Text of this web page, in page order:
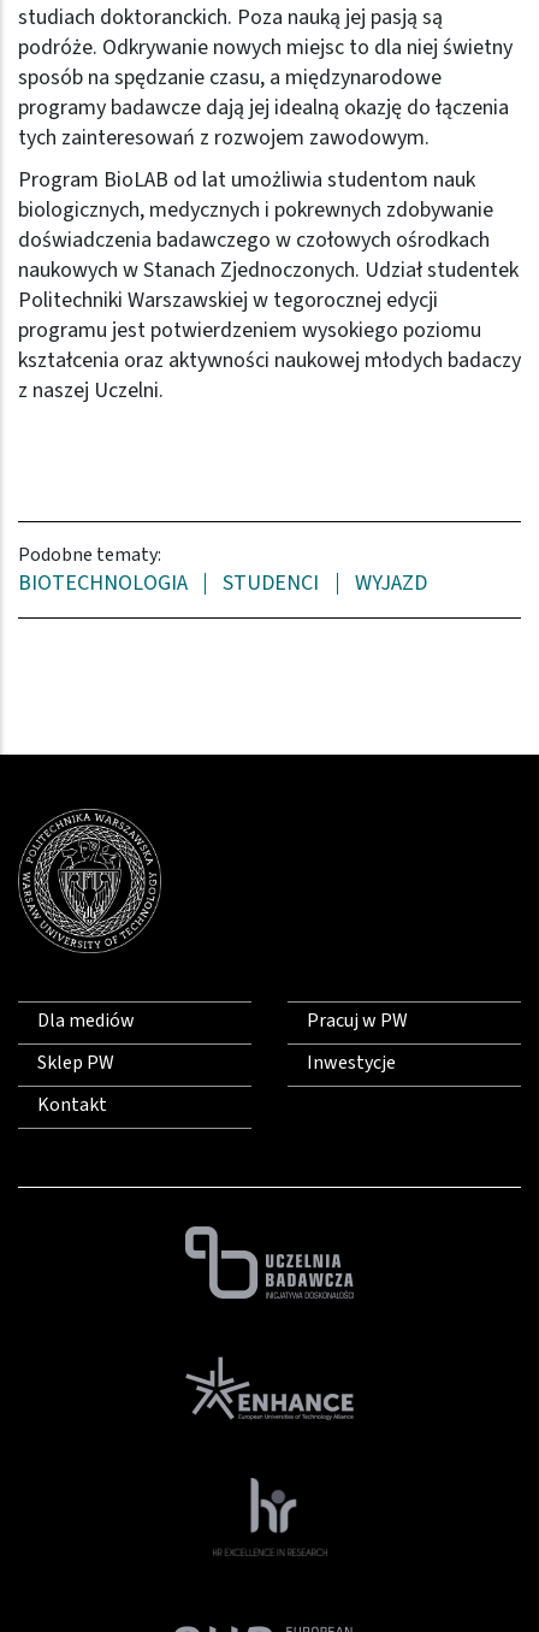
studiach doktoranckich. Poza nauką jej pasją są
podróże. Odkrywanie nowych miejsc to dla niej świetny
sposób na spędzanie czasu, a międzynarodowe
programy badawcze dają jej idealną okazję do łączenia
tych zainteresowań z rozwojem zawodowym.
Program BioLAB od lat umożliwia studentom nauk
biologicznych, medycznych i pokrewnych zdobywanie
doświadczenia badawczego w czołowych ośrodkach
naukowych w Stanach Zjednoczonych. Udział studentek
Politechniki Warszawskiej w tegorocznej edycji
programu jest potwierdzeniem wysokiego poziomu
kształcenia oraz aktywności naukowej młodych badaczy
z naszej Uczelni.
Podobne tematy:
BIOTECHNOLOGIA STUDENCI WYJAZD
Dla mediów
Sklep PW
Kontakt
Pracuj w PW
Inwestycje